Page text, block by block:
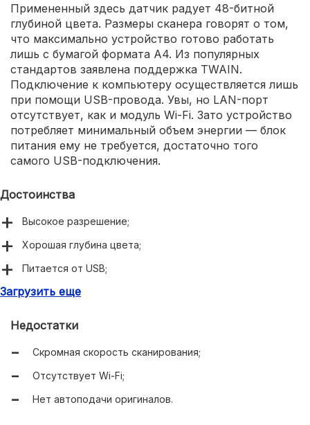
Примененный здесь датчик радует 48-битной
глубиной цвета. Размеры сканера говорят о том,
что максимально устройство готово работать
лишь с бумагой формата A4. Из популярных
стандартов заявлена поддержка TWAIN.
Подключение к компьютеру осуществляется лишь
при помощи USB-провода. Увы, но LAN-порт
отсутствует, как и модуль Wi-Fi. Зато устройство
потребляет минимальный объем энергии — блок
питания ему не требуется, достаточно того
самого USB-подключения.
Достоинства
Высокое разрешение;
Хорошая глубина цвета;
Питается от USB;
Крышка является съемной.
Загрузить еще
Недостатки
Скромная скорость сканирования;
Отсутствует Wi-Fi;
Нет автоподачи оригиналов.